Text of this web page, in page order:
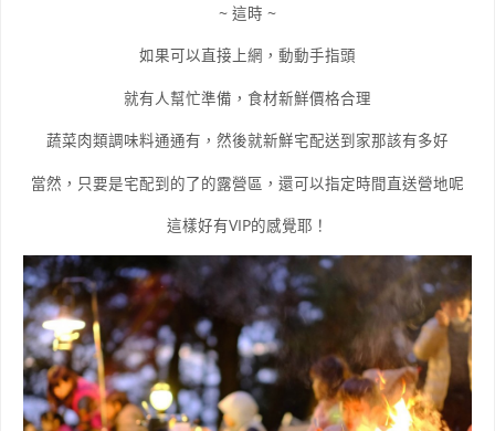
~ 這時 ~
如果可以直接上網，動動手指頭
就有人幫忙準備，食材新鮮價格合理
蔬菜肉類調味料通通有，然後就新鮮宅配送到家那該有多好
當然，只要是宅配到的了的露營區，還可以指定時間直送營地呢
這樣好有VIP的感覺耶！